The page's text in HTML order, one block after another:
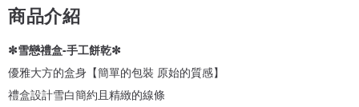
商品介紹
✼雪戀禮盒-手工餅乾✼
優雅大方的盒身【簡單的包裝 原始的質感】
禮盒設計雪白簡約且精緻的線條